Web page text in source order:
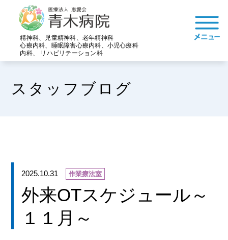
精神科、児童精神科、老年精神科
心療内科、睡眠障害心療内科、小児心療科
内科、 リハビリテーション科
スタッフブログ
2025.10.31 作業療法室
外来OTスケジュール～
１１月～